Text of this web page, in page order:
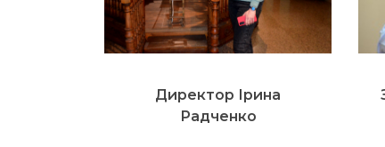
Директор Ірина
Радченко